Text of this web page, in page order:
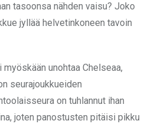
tasoonsa nähden vaisu? Joko
jyllää helvetinkoneen tavoin
unohtaa Chelseaa,
seurajoukkueiden
on tuhlannut ihan
joten panostusten pitäisi pikku